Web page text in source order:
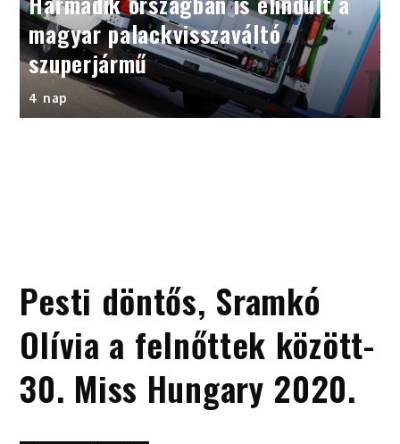
magyar palackvisszaváltó
szuperjármű
4 nap
Pesti döntős, Sramkó
Olívia a felnőttek között-
30. Miss Hungary 2020.